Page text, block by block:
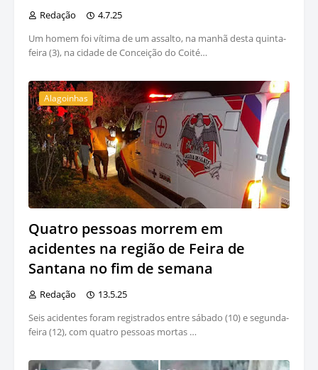
Redação
4.7.25
Um homem foi vítima de um assalto, na manhã desta quinta-
feira (3), na cidade de Conceição do Coité…
Alagoinhas
Quatro pessoas morrem em
acidentes na região de Feira de
Santana no fim de semana
Redação
13.5.25
Seis acidentes foram registrados entre sábado (10) e segunda-
feira (12), com quatro pessoas mortas …